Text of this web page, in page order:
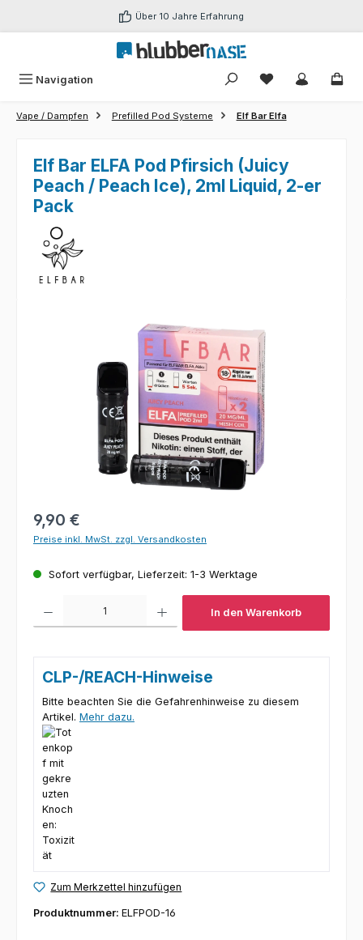
Zum Hauptinhalt springen Über 10 Jahre Erfahrung
Navigation Du hast 0
Vape / Dampfen Prefilled Pod Systeme Elf Bar Elfa
Elf Bar ELFA Pod Pfirsich (Juicy
Peach / Peach Ice), 2ml Liquid, 2-er
Pack
Bildergalerie überspringen
Regulärer Preis:
9,90 €
Preise inkl. MwSt. zzgl. Versandkosten
Sofort verfügbar, Lieferzeit: 1-3 Werktage
In den Warenkorb
CLP-/REACH-Hinweise
Bitte beachten Sie die Gefahrenhinweise zu diesem
Artikel. Mehr dazu.
Zum Merkzettel hinzufügen
Produktnummer: ELFPOD-16